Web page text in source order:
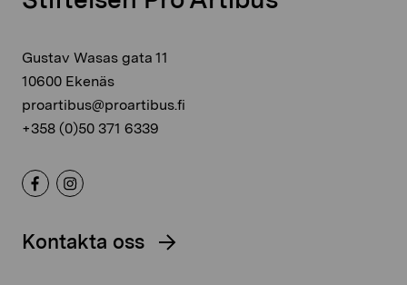
Gustav Wasas gata 11
10600 Ekenäs
proartibus@proartibus.fi
+358 (0)50 371 6339
Kontakta oss